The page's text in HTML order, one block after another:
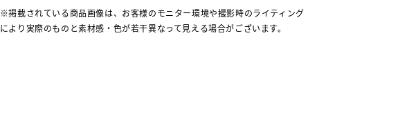
※掲載されている商品画像は、お客様のモニター環境や撮影時のライティング
により実際のものと素材感・色が若干異なって見える場合がございます。